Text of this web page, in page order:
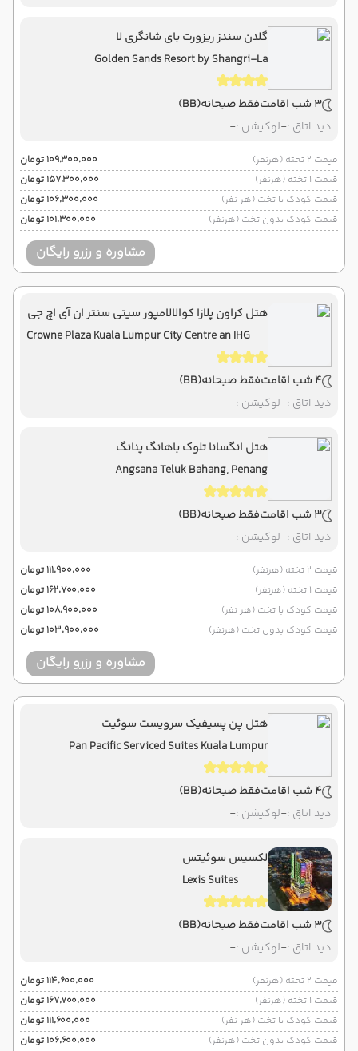
گلدن سندز ریزورت بای شانگری لا
Golden Sands Resort by Shangri-La
3 شب اقامت فقط صبحانه(BB)
دید اتاق :-لوکیشن :-
قیمت 2 تخته (هرنفر)
۱۰۹٬۳۰۰٬۰۰۰ تومان
قیمت 1 تخته (هرنفر)
۱۵۷٬۳۰۰٬۰۰۰ تومان
قیمت کودک با تخت (هر نفر)
۱۰۶٬۳۰۰٬۰۰۰ تومان
قیمت کودک بدون تخت (هرنفر)
۱۰۱٬۳۰۰٬۰۰۰ تومان
مشاوره و رزرو رایگان
هتل کراون پلازا کوالالامپور سیتی سنتر ان آی اچ جی
Crowne Plaza Kuala Lumpur City Centre an IHG
4 شب اقامت
فقط صبحانه(BB)
دید اتاق :-لوکیشن :-
هتل انگسانا تلوک باهانگ پنانگ
Angsana Teluk Bahang, Penang
3 شب اقامت فقط صبحانه(BB)
دید اتاق :-لوکیشن :-
قیمت 2 تخته (هرنفر)
۱۱۱٬۹۰۰٬۰۰۰ تومان
قیمت 1 تخته (هرنفر)
۱۶۲٬۷۰۰٬۰۰۰ تومان
قیمت کودک با تخت (هر نفر)
۱۰۸٬۹۰۰٬۰۰۰ تومان
قیمت کودک بدون تخت (هرنفر)
۱۰۳٬۹۰۰٬۰۰۰ تومان
مشاوره و رزرو رایگان
هتل پن پسیفیک سرویست سوئیت
Pan Pacific Serviced Suites Kuala Lumpur
4 شب اقامت فقط صبحانه(BB)
دید اتاق :-لوکیشن :-
لکسیس سوئیتس
Lexis Suites
3 شب اقامت فقط صبحانه(BB)
دید اتاق :-لوکیشن :-
قیمت 2 تخته (هرنفر)
۱۱۴٬۶۰۰٬۰۰۰ تومان
قیمت 1 تخته (هرنفر)
۱۶۷٬۷۰۰٬۰۰۰ تومان
قیمت کودک با تخت (هر نفر)
۱۱۱٬۶۰۰٬۰۰۰ تومان
قیمت کودک بدون تخت (هرنفر)
۱۰۶٬۶۰۰٬۰۰۰ تومان